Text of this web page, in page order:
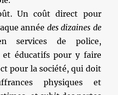
Un coût direct pour
année des dizaines de
services de police,
et éducatifs pour y faire
pour la société, qui doit
physiques et